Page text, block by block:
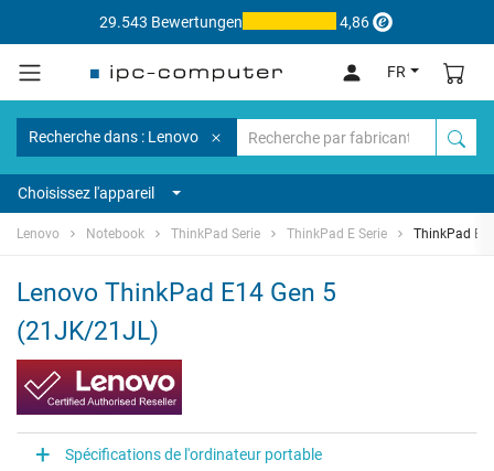
29.543 Bewertungen 4,86
FR
Recherche dans : Lenovo
Choisissez l'appareil
Lenovo Notebook ThinkPad Serie ThinkPad E Serie ThinkPad
Lenovo ThinkPad E14 Gen 5
(21JK/21JL)
Spécifications de l'ordinateur portable